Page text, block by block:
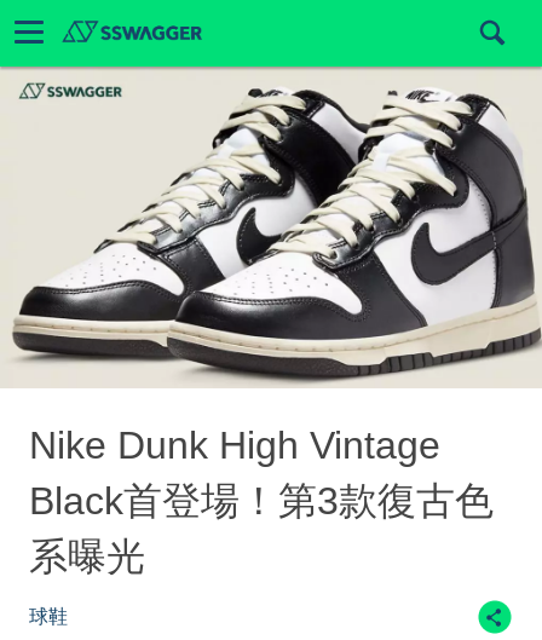
Nike Dunk High Vintage
Black首登場！第3款復古色
系曝光
球鞋